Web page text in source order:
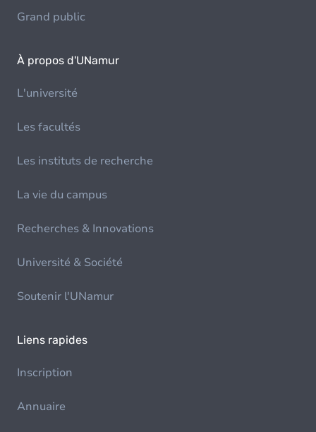
Grand public
À propos d'UNamur
L'université
Les facultés
Les instituts de recherche
La vie du campus
Recherches & Innovations
Université & Société
Soutenir l'UNamur
Liens rapides
Inscription
Annuaire